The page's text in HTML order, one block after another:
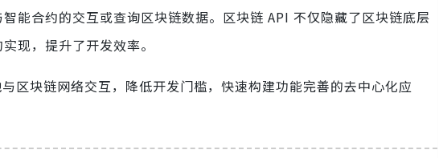
能合约的交互或查询区块链数据。区块链 API 不仅隐藏了区块链底层
现，提升了开发效率。
区块链网络交互，降低开发门槛，快速构建功能完善的去中心化应